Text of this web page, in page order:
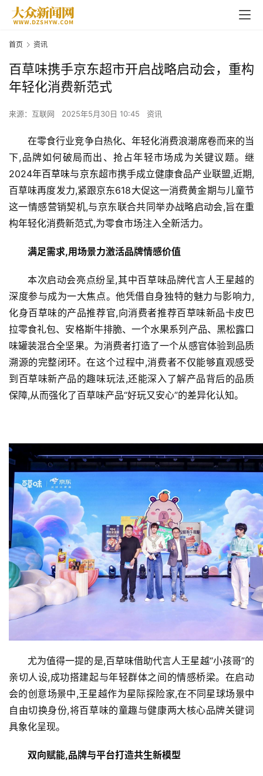
首页 资讯
百草味携手京东超市开启战略启动会，重构
年轻化消费新范式
来源：互联网 2025年5月30日 10:45 资讯
在零食行业竞争白热化、年轻化消费浪潮席卷而来的当
下,品牌如何破局而出、抢占年轻市场成为关键议题。继
2024年百草味与京东超市携手成立健康食品产业联盟,近期,
百草味再度发力,紧跟京东618大促这一消费黄金期与儿童节
这一情感营销契机,与京东联合共同举办战略启动会,旨在重
构年轻化消费新范式,为零食市场注入全新活力。
满足需求,用场景力激活品牌情感价值
本次启动会亮点纷呈,其中百草味品牌代言人王星越的
深度参与成为一大焦点。他凭借自身独特的魅力与影响力,
化身百草味的产品推荐官,向消费者推荐百草味新品卡皮巴
拉零食礼包、安格斯牛排脆、一个水果系列产品、黑松露口
味罐装混合全坚果。为消费者打造了一个从感官体验到品质
溯源的完整闭环。在这个过程中,消费者不仅能够直观感受
到百草味新产品的趣味玩法,还能深入了解产品背后的品质
保障,从而强化了百草味产品“好玩又安心”的差异化认知。
尤为值得一提的是,百草味借助代言人王星越“小孩哥”的
亲切人设,成功搭建起与年轻群体之间的情感桥梁。在启动
会的创意场景中,王星越作为星际探险家,在不同星球场景中
自由切换身份,将百草味的童趣与健康两大核心品牌关键词
具象化呈现。
双向赋能,品牌与平台打造共生新模型